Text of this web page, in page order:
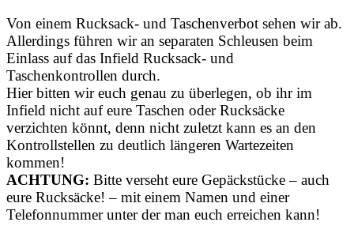
Von einem Rucksack- und Taschenverbot sehen wir ab.
Allerdings führen wir an separaten Schleusen beim
Einlass auf das Infield Rucksack- und
Taschenkontrollen durch.
Hier bitten wir euch genau zu überlegen, ob ihr im
Infield nicht auf eure Taschen oder Rucksäcke
verzichten könnt, denn nicht zuletzt kann es an den
Kontrollstellen zu deutlich längeren Wartezeiten
kommen!
ACHTUNG: Bitte verseht eure Gepäckstücke – auch
eure Rucksäcke! – mit einem Namen und einer
Telefonnummer unter der man euch erreichen kann!